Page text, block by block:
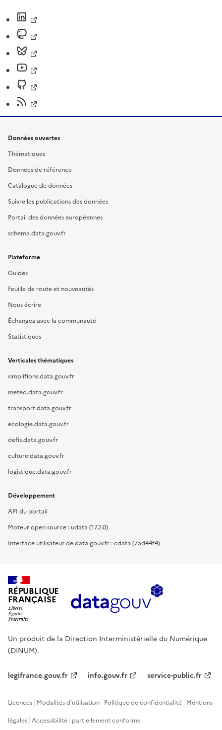
Données ouvertes
Thématiques
Données de référence
Catalogue de données
Suivre les publications des données
Portail des données européennes
schema.data.gouv.fr
Plateforme
Guides
Feuille de route et nouveautés
Nous écrire
Échangez avec la communauté
Statistiques
Verticales thématiques
simplifions.data.gouv.fr
meteo.data.gouv.fr
transport.data.gouv.fr
ecologie.data.gouv.fr
defis.data.gouv.fr
culture.data.gouv.fr
logistique.data.gouv.fr
Développement
API du portail
Moteur open source : udata (17.2.0)
Interface utilisateur de data.gouv.fr : cdata (7ad44f4)
RÉPUBLIQUE
FRANÇAISE
Un produit de la Direction Interministérielle du Numérique
(DINUM).
legifrance.gouv.fr info.gouv.fr service-public.fr
Licences Modalités d'utilisation Politique de confidentialité Mentions
légales Accessibilité : partiellement conforme